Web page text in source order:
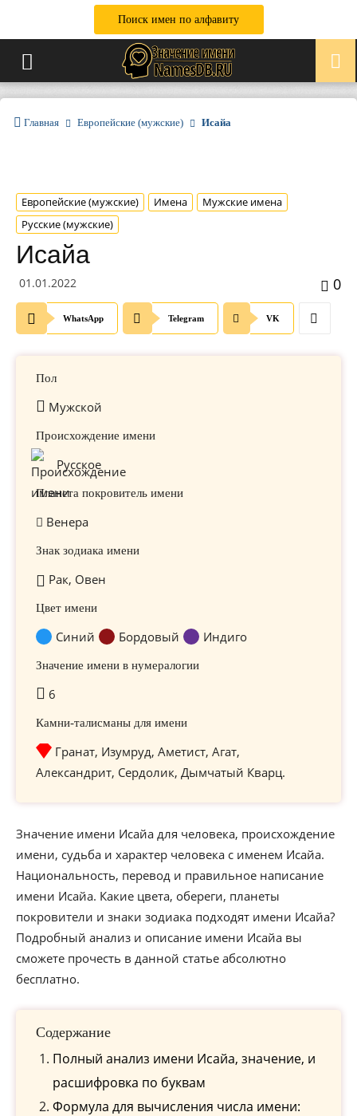
Поиск имен по алфавиту
Главная Европейские (мужские) Исайа
Европейские (мужские) Имена
Мужские имена
Русские (мужские)
Исайа
01.01.2022 0
WhatsApp Telegram VK
Пол
Мужской
Происхождение имени
Русское
Планета покровитель имени
Венера
Знак зодиака имени
Рак, Овен
Цвет имени
Синий Бордовый Индиго
Значение имени в нумералогии
6
Камни-талисманы для имени
Гранат, Изумруд, Аметист, Агат,
Александрит, Сердолик, Дымчатый Кварц.
Значение имени Исайа для человека, происхождение
имени, судьба и характер человека с именем Исайа.
Национальность, перевод и правильное написание
имени Исайа. Какие цвета, обереги, планеты
покровители и знаки зодиака подходят имени Исайа?
Подробный анализ и описание имени Исайа вы
сможете прочесть в данной статье абсолютно
бесплатно.
Содержание
Полный анализ имени Исайа, значение, и
расшифровка по буквам
Формула для вычисления числа имени: